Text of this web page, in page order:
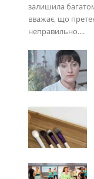
залишила
вважає, що
неправильно....